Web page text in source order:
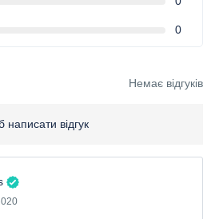
0
Немає відгуків
написати відгук